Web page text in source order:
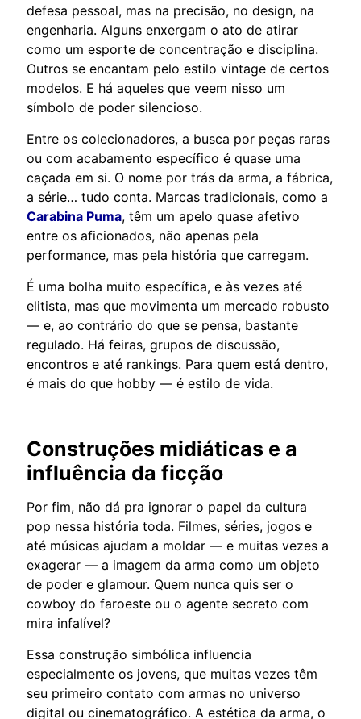
defesa pessoal, mas na precisão, no design, na
engenharia. Alguns enxergam o ato de atirar
como um esporte de concentração e disciplina.
Outros se encantam pelo estilo vintage de certos
modelos. E há aqueles que veem nisso um
símbolo de poder silencioso.
Entre os colecionadores, a busca por peças raras
ou com acabamento específico é quase uma
caçada em si. O nome por trás da arma, a fábrica,
a série… tudo conta. Marcas tradicionais, como a
Carabina Puma, têm um apelo quase afetivo
entre os aficionados, não apenas pela
performance, mas pela história que carregam.
É uma bolha muito específica, e às vezes até
elitista, mas que movimenta um mercado robusto
— e, ao contrário do que se pensa, bastante
regulado. Há feiras, grupos de discussão,
encontros e até rankings. Para quem está dentro,
é mais do que hobby — é estilo de vida.
Construções midiáticas e a
influência da ficção
Por fim, não dá pra ignorar o papel da cultura
pop nessa história toda. Filmes, séries, jogos e
até músicas ajudam a moldar — e muitas vezes a
exagerar — a imagem da arma como um objeto
de poder e glamour. Quem nunca quis ser o
cowboy do faroeste ou o agente secreto com
mira infalível?
Essa construção simbólica influencia
especialmente os jovens, que muitas vezes têm
seu primeiro contato com armas no universo
digital ou cinematográfico. A estética da arma, o